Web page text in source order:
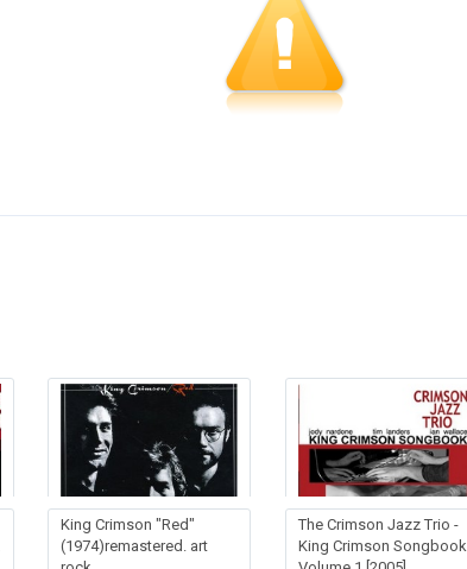
King Crimson "Red"
(1974)remastered. art
The Crimson Jazz Trio -
King Crimson Songbook